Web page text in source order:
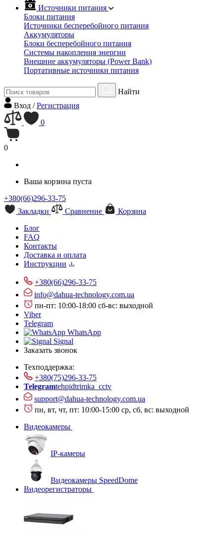
Источники питания
Блоки питания
Источники бесперебойного питания
Аккумуляторы
Блоки бесперебойного питания
Системы накопления энергии
Внешние аккумуляторы (Power Bank)
Портативные источники питания
Найти
Вход /Регистрация
0
0
Ваша корзина пуста
+380(66)296-33-75
Закладки
Сравнение
Корзина
Блог
FAQ
Контакты
Доставка и оплата
Инструкции
+380(66)296-33-75
info@dahua-technology.com.ua
пн-пт: 10:00-18:00 сб-вс: выходной
Viber
Telegram
WhatsApp
Signal
Заказать звонок
Техподдержка:
+380(75)296-33-75
Telegramtehpidtrimka_cctv
support@dahua-technology.com.ua
пн, вт, чт, пт: 10:00-15:00 ср, сб, вс: выходной
Видеокамеры
IP-камеры
Видеокамеры SpeedDome
Видеорегистраторы